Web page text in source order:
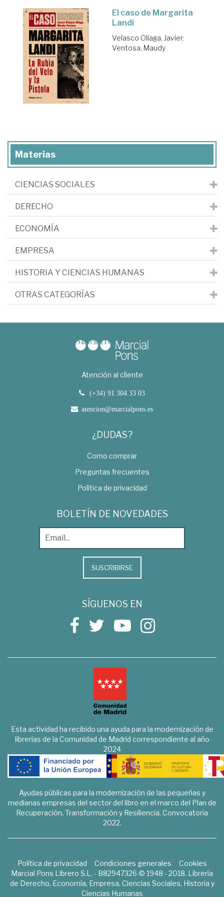
El caso de Margarita
Landi
Velasco Oliaga, Javier;
Ventosa, Maudy
Materias
CIENCIAS SOCIALES
DERECHO
ECONOMÍA
EMPRESA
HISTORIA Y CIENCIAS HUMANAS
OTRAS CATEGORÍAS
Atención al cliente
(+34) 91 304 33 03
atencion@marcialpons.es
¿DUDAS?
Como comprar
Preguntas frecuentes
Política de privacidad
BOLETÍN DE NOVEDADES
SUSCRIBIRSE
SÍGUENOS EN
Esta actividad ha recibido una ayuda para la modernización de
librerías de la Comunidad de Madrid correspondiente al año
2024
Ayudas públicas para la modernización de las pequeñas y
medianas empresas del sector del libro en el marco del Plan de
Recuperación, Transformación y Resiliencia. Convocatoria
2022.
Política de privacidad Condiciones generales
Cookies
Marcial Pons Librero S.L. - B82947326 © 1948 - 2018. Librería
de Derecho, Economía, Empresa, Ciencias Sociales, Historia y
Ciencias Humanas